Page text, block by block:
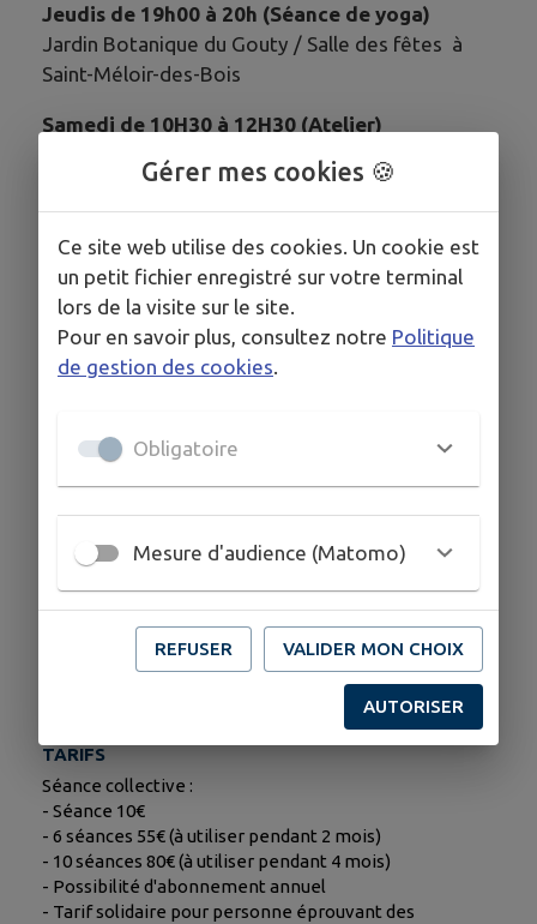
Jeudis de 19h00 à 20h (Séance de yoga)
Jardin Botanique du Gouty / Salle des fêtes à
Saint-Méloir-des-Bois
Samedi de 10H30 à 12H30 (Atelier)
Jardin Botanique du Gouty à Saint-Méloir-des-
Bois
Amenez tapis, coussin, couverture et tenue
souple de préférence.
HORAIRES
Lundis de 18h00 à 19h00 (Séance de yoga)
Golf de la Corbinais à la salle / Plein air dans le green à
Saint-Michel-de-Plélan
Jeudis de 19h00 à 20h (Séance de yoga)
Jardin Botanique du Gouty / Salle des fêtes de Saint-
Méloir-des-Bois
Samedi de 10H30 à 12H30 (Atelier)
Jardin Botanique du Gouty à Saint-Méloir-des-Bois
TARIFS
Séance collective :
- Séance 10€
- 6 séances 55€ (à utiliser pendant 2 mois)
- 10 séances 80€ (à utiliser pendant 4 mois)
- Possibilité d'abonnement annuel
- Tarif solidaire pour personne éprouvant des
Gérer mes cookies 🍪
Ce site web utilise des cookies. Un cookie est
un petit fichier enregistré sur votre terminal
lors de la visite sur le site.
Pour en savoir plus, consultez notre Politique
de gestion des cookies
Obligatoire
Mesure d'audience (Matomo)
REFUSER VALIDER MON CHOIX
AUTORISER